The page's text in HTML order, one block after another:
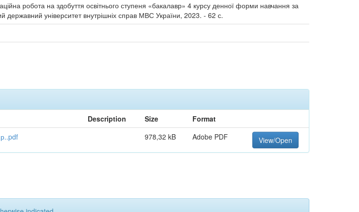
робота на здобуття освітнього ступеня «бакалавр» 4 курсу денної форми навчання за
державний університет внутрішніх справ МВС України, 2023. - 62 с.
Description Size
Format
978,32 kB Adobe PDF View/Open